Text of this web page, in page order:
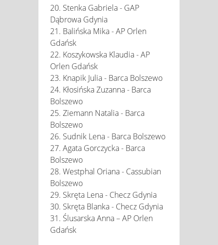
20. Stenka Gabriela - GAP
Dąbrowa Gdynia
21. Balińska Mika - AP Orlen
Gdańsk
22. Koszykowska Klaudia - AP
Orlen Gdańsk
23. Knapik Julia - Barca Bolszewo
24. Kłosińska Zuzanna - Barca
Bolszewo
25. Ziemann Natalia - Barca
Bolszewo
26. Sudnik Lena - Barca Bolszewo
27. Agata Gorczycka - Barca
Bolszewo
28. Westphal Oriana - Cassubian
Bolszewo
29. Skręta Lena - Checz Gdynia
30. Skręta Blanka - Checz Gdynia
31. Ślusarska Anna – AP Orlen
Gdańsk